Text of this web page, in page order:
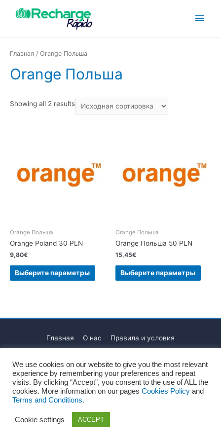
Главная / Orange Польша
Orange Польша
Showing all 2 results
Orange Польша
Orange Poland 30 PLN
9,80€
Выберите параметры
Orange Польша
Orange Польша 50 PLN
15,45€
Выберите параметры
Главная О нас
Правила и условия
Политика конфиденциальности
Политика файлов Cookie
Официальное уведомление
Блог Контакты
Copyright © 2026 Recharge Rápido
We use cookies on our website to give you the most relevant
experience by remembering your preferences and repeat
visits. By clicking “Accept”, you consent to the use of ALL the
cookies. More information on our pages Cookies Policy and
Terms and Conditions.
Cookie settings ACCEPT